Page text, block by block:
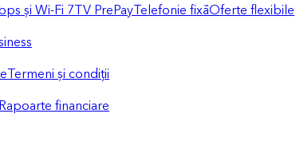
și Wi-Fi 7TV PrePayTelefonie fixăOferte flexibile
Termeni și condiții
Rapoarte financiare